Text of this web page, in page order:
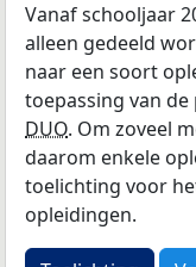
Vanaf schooljaar
alleen gedeeld
naar een soort
toepassing van
DUO. Om zoveel
daarom enkele
toelichting voor
opleidingen.